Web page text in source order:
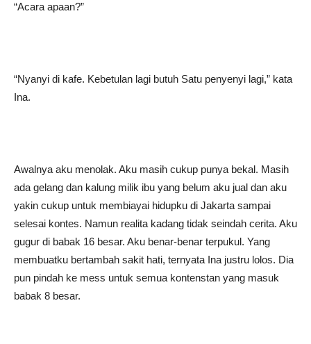
“Acara apaan?”
“Nyanyi di kafe. Kebetulan lagi butuh Satu penyenyi lagi,” kata
Ina.
Awalnya aku menolak. Aku masih cukup punya bekal. Masih
ada gelang dan kalung milik ibu yang belum aku jual dan aku
yakin cukup untuk membiayai hidupku di Jakarta sampai
selesai kontes. Namun realita kadang tidak seindah cerita. Aku
gugur di babak 16 besar. Aku benar-benar terpukul. Yang
membuatku bertambah sakit hati, ternyata Ina justru lolos. Dia
pun pindah ke mess untuk semua kontenstan yang masuk
babak 8 besar.